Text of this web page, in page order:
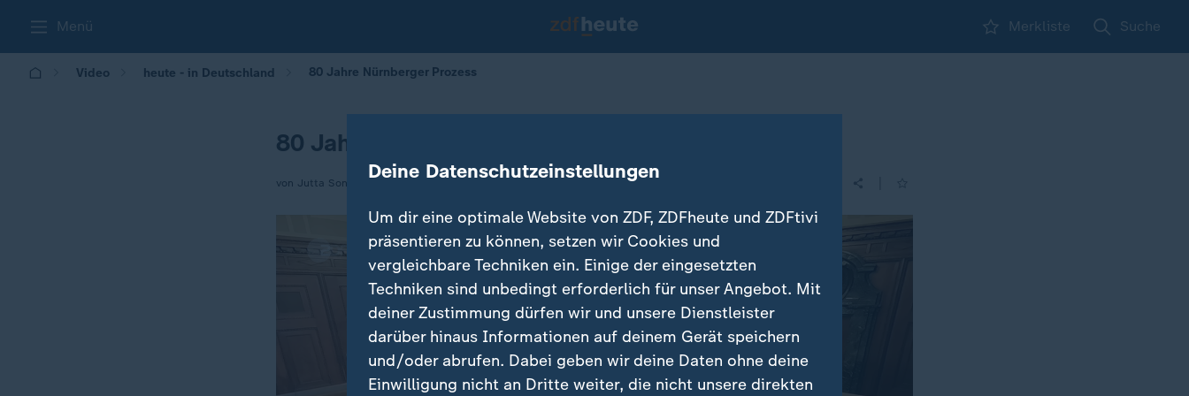
Menü Merkliste Suche
Video heute - in Deutschland 80 Jahre Nürnberger Prozess
80 Jahre Nürnberger Prozess
von Jutta SonnewaldDeine Datenschutzeinstellungen
Um dir eine optimale Website von ZDF, ZDFheute und ZDFtivi
präsentieren zu können, setzen wir Cookies und
vergleichbare Techniken ein. Einige der eingesetzten
Techniken sind unbedingt erforderlich für unser Angebot. Mit
deiner Zustimmung dürfen wir und unsere Dienstleister
darüber hinaus Informationen auf deinem Gerät speichern
und/oder abrufen. Dabei geben wir deine Daten ohne deine
Einwilligung nicht an Dritte weiter, die nicht unsere direkten